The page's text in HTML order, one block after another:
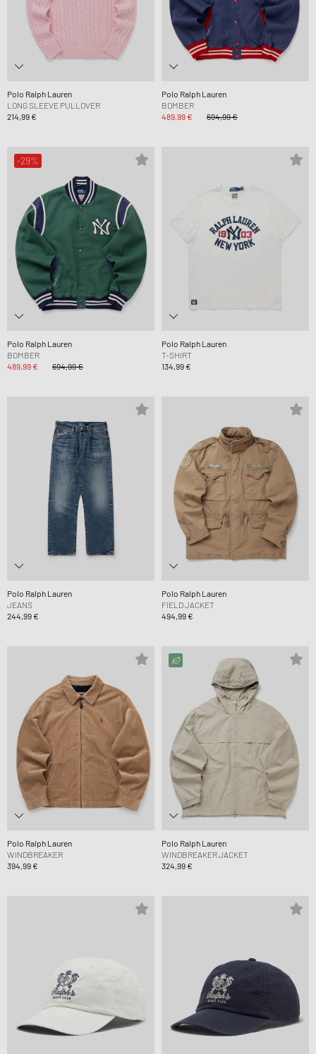
Polo Ralph Lauren
LONG SLEEVE PULLOVER
214,99 €
Polo Ralph Lauren
BOMBER
489,99 €
694,99 €
-29%
Polo Ralph Lauren
BOMBER
489,99 €
694,99 €
Polo Ralph Lauren
T-SHIRT
134,99 €
Polo Ralph Lauren
JEANS
244,99 €
Polo Ralph Lauren
FIELD JACKET
494,99 €
Polo Ralph Lauren
WINDBREAKER
394,99 €
Polo Ralph Lauren
WINDBREAKER JACKET
324,99 €